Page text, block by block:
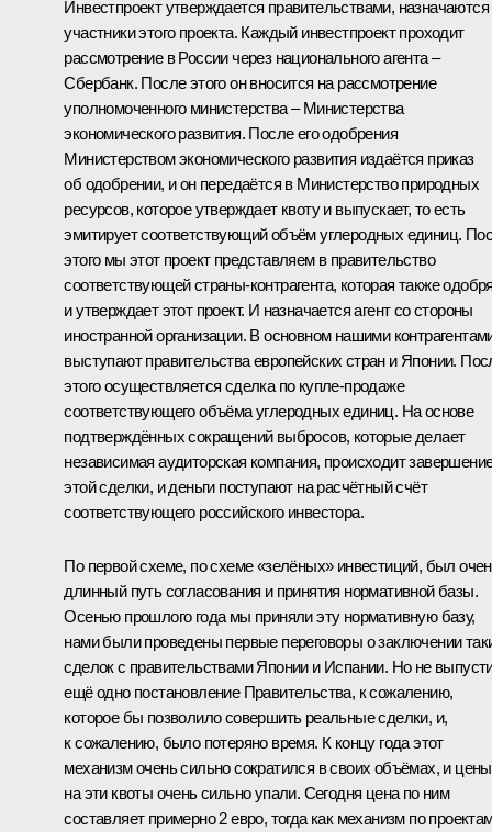
Инвестпроект утверждается правительствами, назначаются
участники этого проекта. Каждый инвестпроект проходит
рассмотрение в России через национального агента –
Сбербанк. После этого он вносится на рассмотрение
уполномоченного министерства – Министерства
экономического развития. После его одобрения
Министерством экономического развития издаётся приказ
об одобрении, и он передаётся в Министерство природных
ресурсов, которое утверждает квоту и выпускает, то есть
эмитирует соответствующий объём углеродных единиц.
этого мы этот проект представляем в правительство
соответствующей страны-контрагента, которая также
и утверждает этот проект. И назначается агент со стороны
иностранной организации. В основном нашими
выступают правительства европейских стран и Японии.
этого осуществляется сделка по купле-продаже
соответствующего объёма углеродных единиц. На основе
подтверждённых сокращений выбросов, которые делает
независимая аудиторская компания, происходит
этой сделки, и деньги поступают на расчётный счёт
соответствующего российского инвестора.
По первой схеме, по схеме «зелёных» инвестиций, был
длинный путь согласования и принятия нормативной базы.
Осенью прошлого года мы приняли эту нормативную базу,
нами были проведены первые переговоры о заключении
сделок с правительствами Японии и Испании. Но не
ещё одно постановление Правительства, к сожалению,
которое бы позволило совершить реальные сделки, и,
к сожалению, было потеряно время. К концу года этот
механизм очень сильно сократился в своих объёмах, и цены
на эти квоты очень сильно упали. Сегодня цена по ним
составляет примерно 2 евро, тогда как механизм по